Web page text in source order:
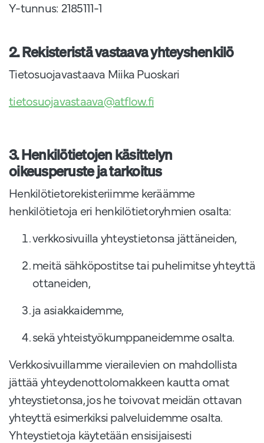
Y-tunnus: 2185111-1
2. Rekisteristä vastaava yhteyshenkilö
Tietosuojavastaava Miika Puoskari
tietosuojavastaava@atflow.fi
3. Henkilötietojen käsittelyn
oikeusperuste ja tarkoitus
Henkilötietorekisteriimme keräämme
henkilötietoja eri henkilötietoryhmien osalta:
verkkosivuilla yhteystietonsa jättäneiden,
meitä sähköpostitse tai puhelimitse yhteyttä
ottaneiden,
ja asiakkaidemme,
sekä yhteistyökumppaneidemme osalta.
Verkkosivuillamme vierailevien on mahdollista
jättää yhteydenottolomakkeen kautta omat
yhteystietonsa, jos he toivovat meidän ottavan
yhteyttä esimerkiksi palveluidemme osalta.
Yhteystietoja käytetään ensisijaisesti